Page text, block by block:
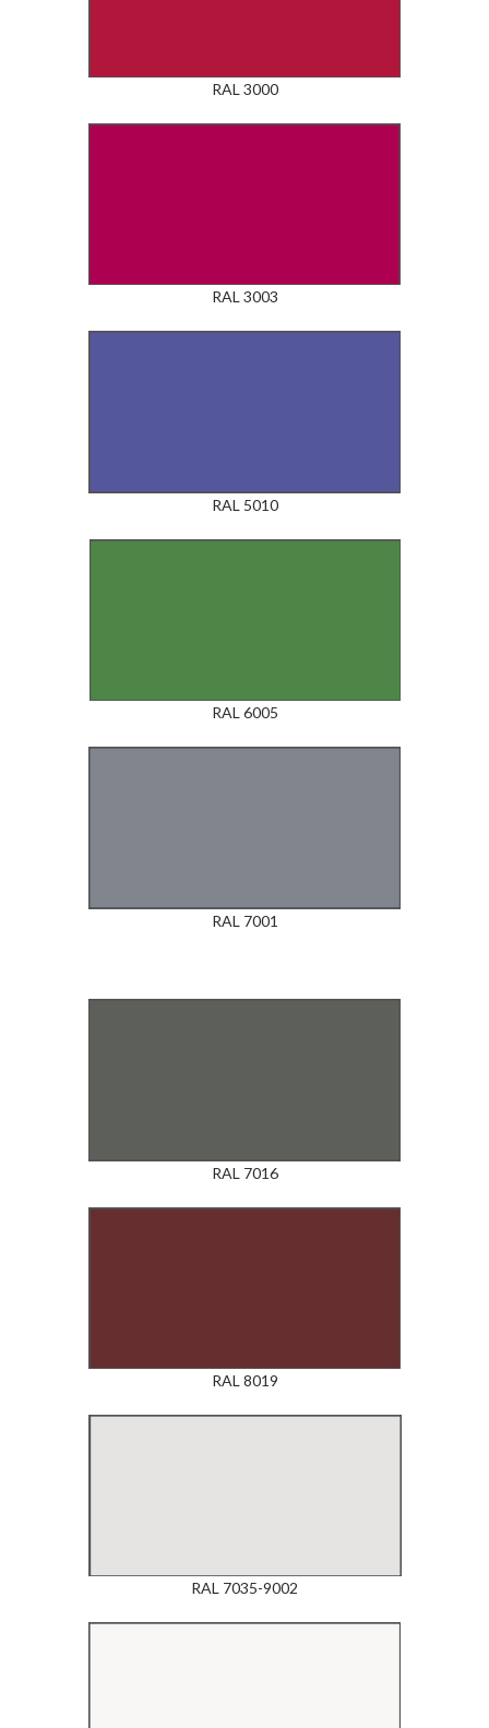
RAL 3000
RAL 3003
RAL 5010
RAL 6005
RAL 7001
RAL 7016
RAL 8019
RAL 7035-9002